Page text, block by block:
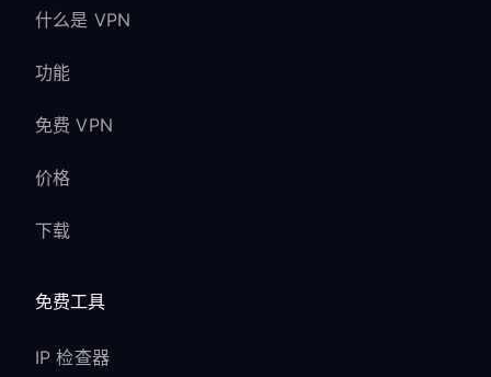
什么是 VPN
功能
免费 VPN
价格
下载
免费工具
IP 检查器